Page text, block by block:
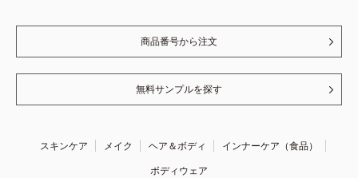
商品番号から注文
無料サンプルを探す
スキンケア メイク ヘア＆ボディ
インナーケア（食品）
ボディウェア